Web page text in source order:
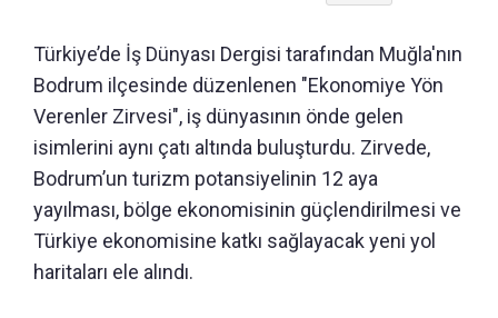
Türkiye’de İş Dünyası Dergisi tarafından Muğla'nın
Bodrum ilçesinde düzenlenen "Ekonomiye Yön
Verenler Zirvesi", iş dünyasının önde gelen
isimlerini aynı çatı altında buluşturdu. Zirvede,
Bodrum’un turizm potansiyelinin 12 aya
yayılması, bölge ekonomisinin güçlendirilmesi ve
Türkiye ekonomisine katkı sağlayacak yeni yol
haritaları ele alındı.